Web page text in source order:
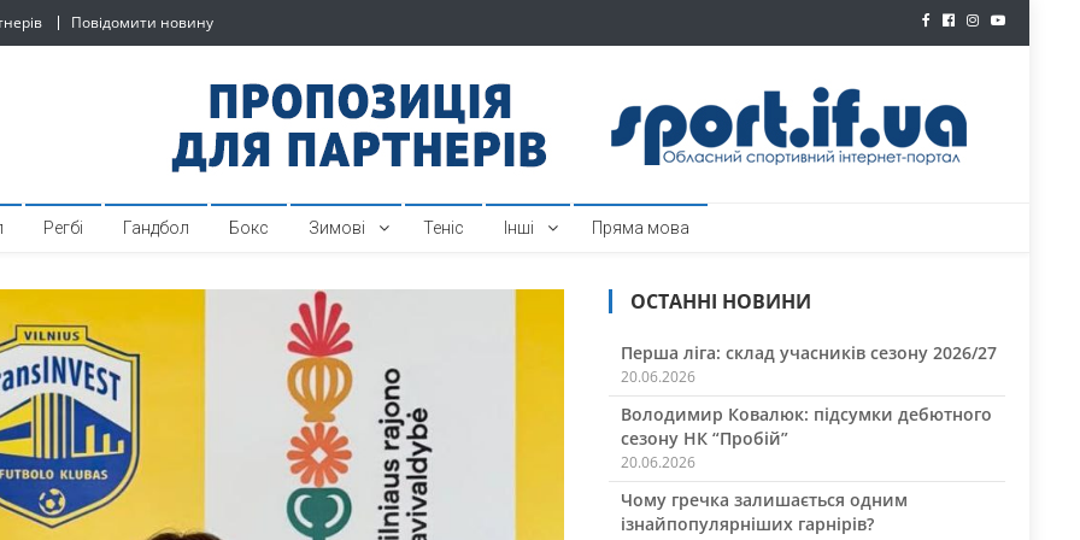
Повідомити новину
спортивний інтернет-портал
Регбі Гандбол Бокс Зимові Теніс Інші Пряма мова
ОСТАННІ НОВИНИ
Перша ліга: склад учасників сезону 2026/27
20.06.2026
Володимир Ковалюк: підсумки дебютного
сезону НК “Пробій”
20.06.2026
Чому гречка залишається одним
ізнайпопулярніших гарнірів?